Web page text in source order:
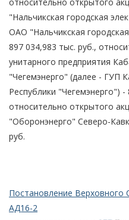
"Нальчикская городская
ОАО "Нальчикская
897 034,983 тыс. руб.,
унитарного предприятия
"Чегемэнерго" (далее - ГУП
Республики "Чегемэнерго") -
относительно открытого
"Оборонэнерго" Северо-
руб.
Постановление Верховного
АД16-2